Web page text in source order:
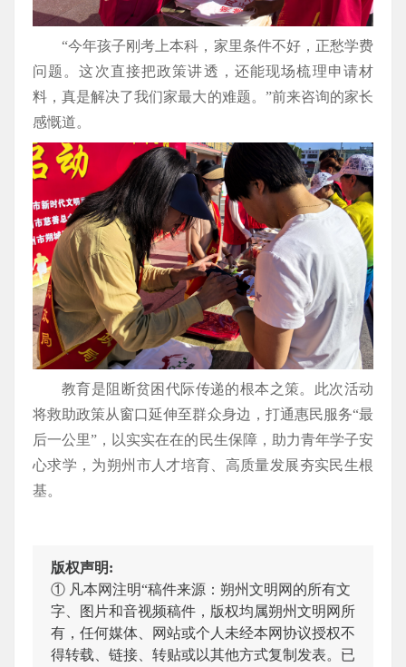
“今年孩子刚考上本科，家里条件不好，正愁学费
问题。这次直接把政策讲透，还能现场梳理申请材
料，真是解决了我们家最大的难题。”前来咨询的家长
感慨道。
教育是阻断贫困代际传递的根本之策。此次活动
将救助政策从窗口延伸至群众身边，打通惠民服务“最
后一公里”，以实实在在的民生保障，助力青年学子安
心求学，为朔州市人才培育、高质量发展夯实民生根
基。
版权声明:
① 凡本网注明“稿件来源：朔州文明网的所有文
字、图片和音视频稿件，版权均属朔州文明网所
有，任何媒体、网站或个人未经本网协议授权不
得转载、链接、转贴或以其他方式复制发表。已